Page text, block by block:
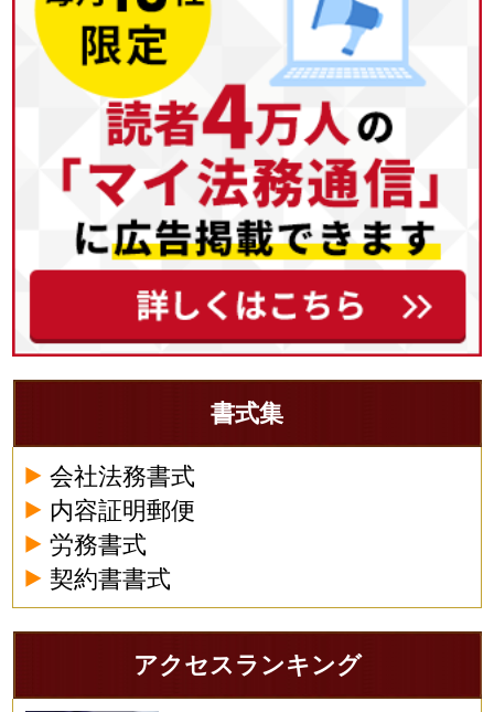
書式集
会社法務書式
内容証明郵便
労務書式
契約書書式
アクセスランキング